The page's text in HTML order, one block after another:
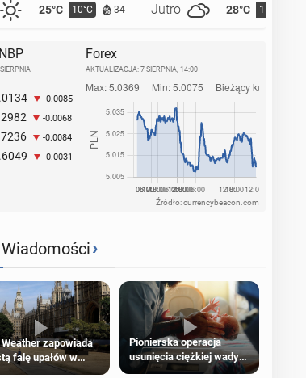
25°C 10°C 34 Jutro 28°C 11°C
-0.0085
-0.0068
-0.0084
-0.0031
Forex
AKTUALIZACJA: 7 SIERPNIA, 14:00
Źródło: currencybeacon.com
›
Weather zapowiada
falę upałów w
Pionierska operacja
usunięcia ciężkiej wady
wrodzonej płodu w łonie